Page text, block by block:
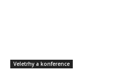
Veletrhy a konference